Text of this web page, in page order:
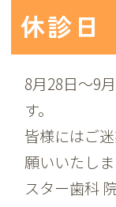
休診日
8月28日～9
す。
皆様にはご
願いいたしま
スター歯科